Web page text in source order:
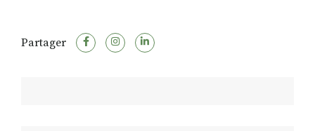
Partager